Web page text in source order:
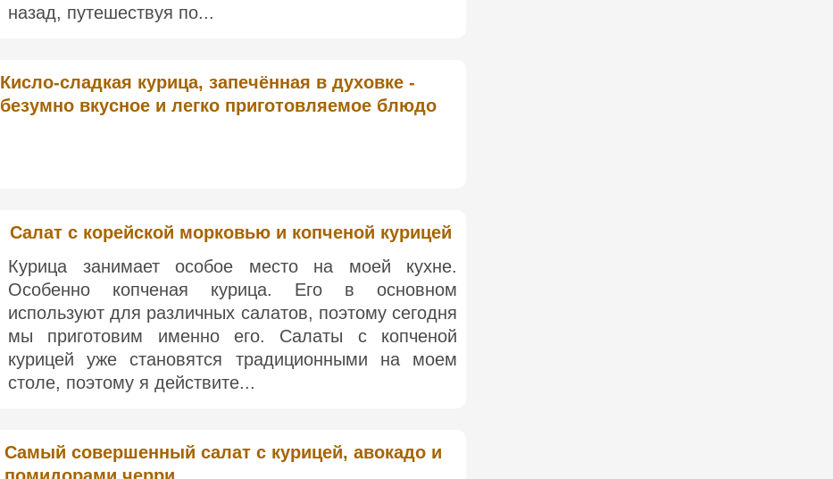
назад, путешествуя по...
Кисло-сладкая курица, запечённая в духовке -
безумно вкусное и легко приготовляемое блюдо
Салат с корейской морковью и копченой курицей
Курица занимает особое место на моей кухне.
Особенно копченая курица. Его в основном
используют для различных салатов, поэтому сегодня
мы приготовим именно его. Салаты с копченой
курицей уже становятся традиционными на моем
столе, поэтому я действите...
Самый совершенный салат с курицей, авокадо и